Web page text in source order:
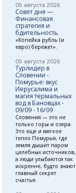
05 августа 2026
Совет дня —
Финансовая
стратегия и
бдительность
«Копейка рубль (и
евро) бережет».
05 августа 2026
Турлидер в
Словении -
Помурье: вкус
Иерусалима и
магия термальных
вод в Бановцах -
09/09 - 16/09
Словения — это не
только горы и озера.
Это еще и мягкое
тепло Помурья, где
земля дышит паром
целебных источников,
а люди улыбаются так
искренне, будто знают
главный секрет
счастья.